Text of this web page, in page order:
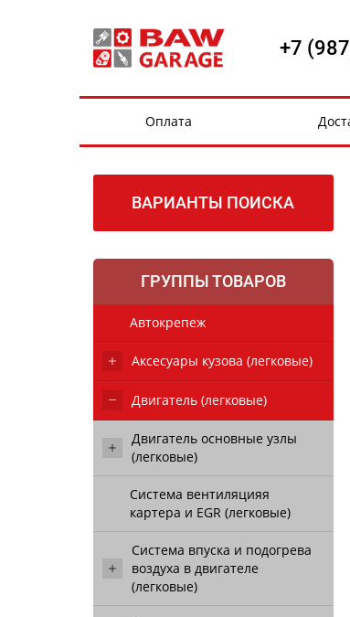
+7
Оплата
ВАРИАНТЫ ПОИСКА
ГРУППЫ ТОВАРОВ
Автокрепеж
Аксесуары кузова (легковые)
Двигатель (легковые)
Двигатель основные узлы
(легковые)
Система вентиляцияя
картера и EGR (легковые)
Система впуска и подогрева
воздуха в двигателе
(легковые)